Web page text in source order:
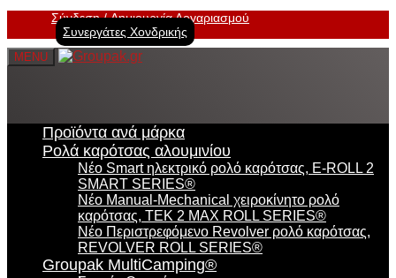
Σύνδεση
Δημιουργία Λογαριασμού
Συνεργάτες Χονδρικής
MENU
Προϊόντα ανά μάρκα
Ρολά καρότσας αλουμινίου
Νέο Smart ηλεκτρικό ρολό καρότσας, E-ROLL 2
SMART SERIES®
Νέο Manual-Mechanical χειροκίνητο ρολό
καρότσας, TEK 2 MAX ROLL SERIES®
Νέο Περιστρεφόμενο Revolver ρολό καρότσας,
REVOLVER ROLL SERIES®
Groupak MultiCamping®